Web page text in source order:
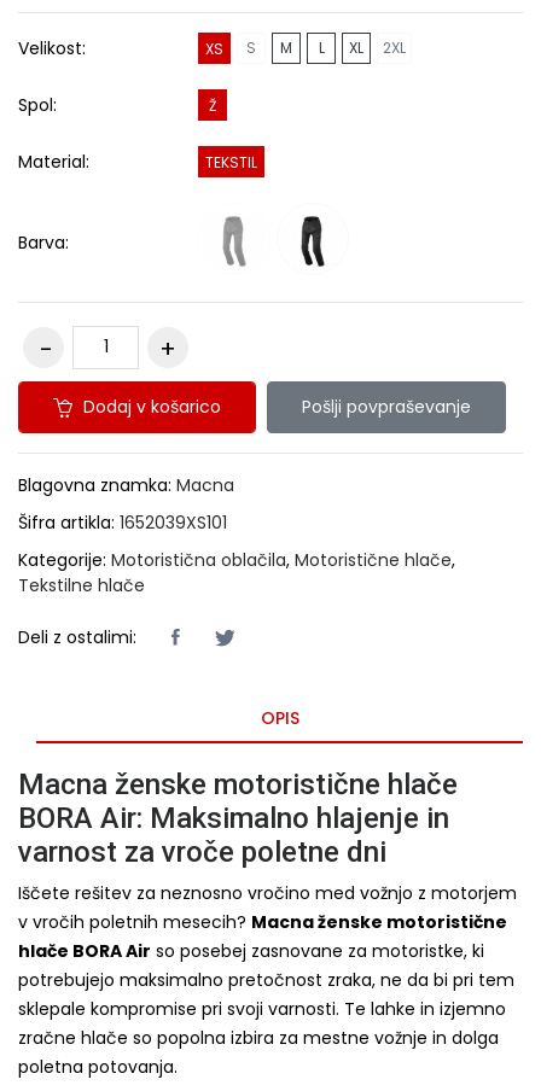
Velikost: XS S M L XL 2XL
Spol: Ž
Material: TEKSTIL
Barva:
Dodaj v košarico Pošlji povpraševanje
Blagovna znamka: Macna
Šifra artikla: 1652039XS101
Kategorije: Motoristična oblačila, Motoristične hlače,
Tekstilne hlače
Deli z ostalimi:
OPIS
Macna ženske motoristične hlače
BORA Air: Maksimalno hlajenje in
varnost za vroče poletne dni
Iščete rešitev za neznosno vročino med vožnjo z motorjem
v vročih poletnih mesecih? Macna ženske motoristične
hlače BORA Air so posebej zasnovane za motoristke, ki
potrebujejo maksimalno pretočnost zraka, ne da bi pri tem
sklepale kompromise pri svoji varnosti. Te lahke in izjemno
zračne hlače so popolna izbira za mestne vožnje in dolga
poletna potovanja.